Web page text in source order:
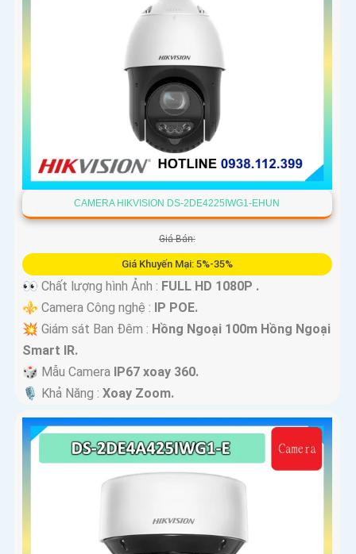
CAMERA HIKVISION DS-2DE4225IWG1-EHUN
Giá Bán:
Giá Khuyến Mại: 5%-35%
️
👀 Chất lượng hình Ảnh : FULL HD 1080P .
⚜️ Camera Công nghệ : IP POE.
💥 Giám sát Ban Đêm : Hồng Ngoại 100m Hồng Ngoại
Smart IR.
🎲 Mẫu Camera IP67 xoay 360.
️🎙 Khả Năng : Xoay Zoom.